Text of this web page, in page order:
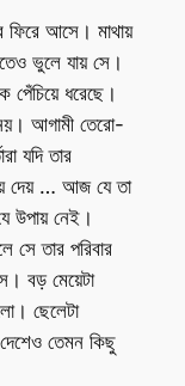
আসে। মাথায়
ভুলে যায় সে।
পেঁচিয়ে ধরেছে।
আগামী তেরো-
যদি তার
দেয় … আজ যে তা
উপায় নেই।
সে তার পরিবার
বড় মেয়েটা
ছেলেটা
তেমন কিছু